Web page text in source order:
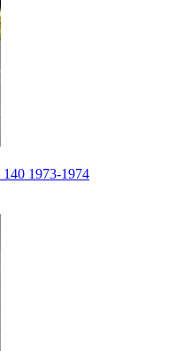
1973-1974